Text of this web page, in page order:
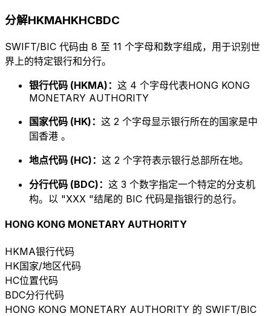
分解HKMAHKHCBDC
SWIFT/BIC 代码由 8 至 11 个字母和数字组成，用于识别世
界上的特定银行和分行。
银行代码 (HKMA)： 这 4 个字母代表HONG KONG
MONETARY AUTHORITY
国家代码 (HK)： 这 2 个字母显示银行所在的国家是中
国香港 。
地点代码 (HC)： 这 2 个字符表示银行总部所在地。
分行代码 (BDC)： 这 3 个数字指定一个特定的分支机
构。以 "XXX "结尾的 BIC 代码是指银行的总行。
HONG KONG MONETARY AUTHORITY
HKMA银行代码
HK国家/地区代码
HC位置代码
BDC分行代码
HONG KONG MONETARY AUTHORITY 的 SWIFT/BIC